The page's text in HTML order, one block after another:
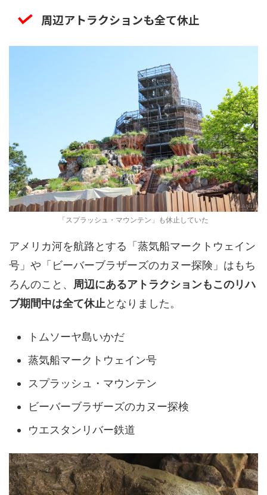
周辺アトラクションも全て休止
「スプラッシュ・マウンテン」も休止していた
アメリカ河を航路とする「蒸気船マークトウェイン
号」や「ビーバーブラザーズのカヌー探険」はもち
ろんのこと、 周辺にあるアトラクションもこのリハ
ブ期間中は全て休止となりました。
トムソーヤ島いかだ
蒸気船マークトウェイン号
スプラッシュ・マウンテン
ビーバーブラザーズのカヌー探検
ウエスタンリバー鉄道